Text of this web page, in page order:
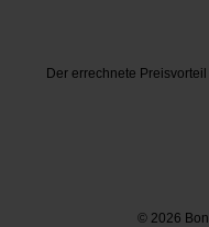
Der errechnete
© 2026